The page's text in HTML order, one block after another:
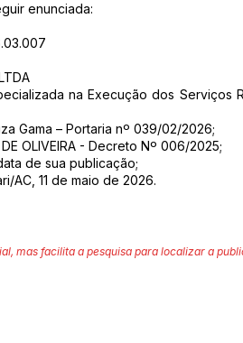
enunciada:
na Execução dos Serviços
Gama – Portaria nº 039/02/2026;
DE OLIVEIRA - Decreto Nº 006/2025;
de sua publicação;
AC, 11 de maio de 2026.
mas facilita a pesquisa para localizar a